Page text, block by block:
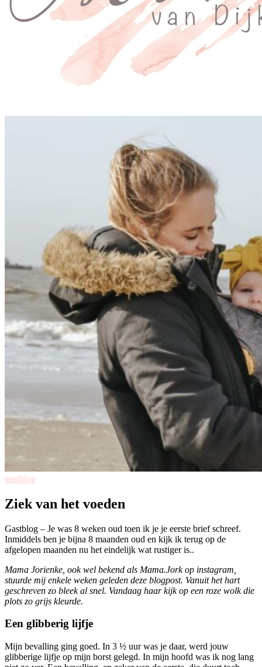
gastblog
Ziek van het voeden
Gastblog – Je was 8 weken oud toen ik je je eerste brief schreef.
Inmiddels ben je bijna 8 maanden oud en kijk ik terug op de
afgelopen maanden nu het eindelijk wat rustiger is..
Mama Jorienke, ook wel bekend als Mama.Jork op instagram,
stuurde mij enkele weken geleden deze blogpost. Vanuit het hart
geschreven zo bleek al snel. Vandaag haar kijk op een roze wolk die
plots zo grijs kleurde.
Een glibberig lijfje
Mijn bevalling ging goed. In 3 ½ uur was je daar, werd jouw
glibberige lijfje op mijn borst gelegd. In mijn hoofd was ik nog lang